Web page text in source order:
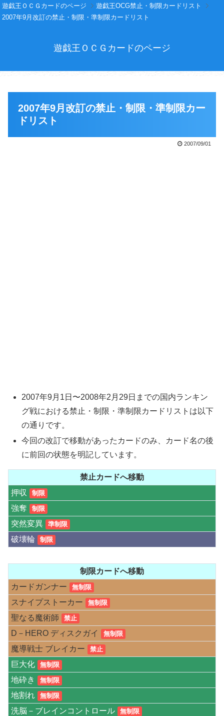
遊戯王ＯＣＧカードのページ
遊戯王OCG禁止・制限カードリスト
2007年9月改訂の禁止・制限・準制限カードリスト
遊戯王ＯＣＧカードのページ
2007年9月改訂の禁止・制限・準制限カー
ドリスト
2007/09/01
2007年9月1日〜2008年2月29日までの国内ランキン
グ戦における禁止・制限・準制限カードリストは以下
の通りです。
今回の改訂で移動があったカードのみ、カード名の後
に前回の状態を明記しています。
禁止カードへ移動
押収
制限
強奪 制限
突然変異 準制限
破壊輪 制限
制限カードへ移動
カードガンナー
無制限
スナイプストーカー 無制限
聖なる魔術師 禁止
D－HERO ディスクガイ 無制限
魔導戦士 ブレイカー 禁止
巨大化 無制限
地砕き 無制限
地割れ 無制限
洗脳－ブレインコントロール 無制限